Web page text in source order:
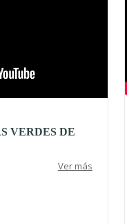
VERDES DE
Ver más